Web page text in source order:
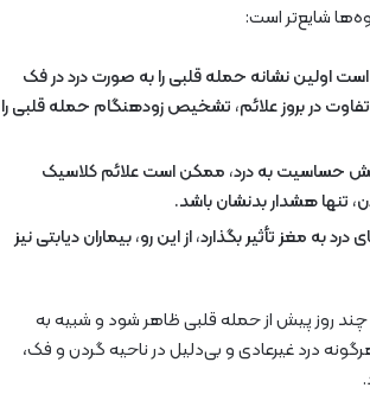
شایع‌تر است:
اولین نشانه حمله قلبی را به صورت درد در فک
در بروز علائم، تشخیص زودهنگام حمله قلبی را
حساسیت به درد، ممکن است علائم کلاسیک
تنها هشدار بدنشان باشد.
به مغز تأثیر بگذارد، از این رو، بیماران دیابتی نیز
روز پیش از حمله قلبی ظاهر شود و شبیه به
درد غیرعادی و بی‌دلیل در ناحیه گردن و فک،